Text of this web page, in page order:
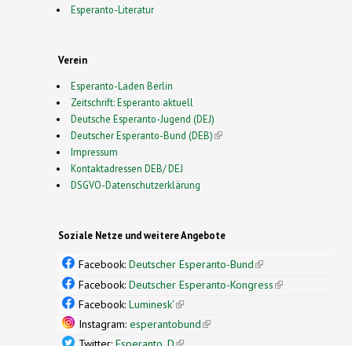
Esperanto-Literatur
Verein
Esperanto-Laden Berlin
Zeitschrift: Esperanto aktuell
Deutsche Esperanto-Jugend (DEJ)
Deutscher Esperanto-Bund (DEB)(link is external)
Impressum
Kontaktadressen DEB/ DEJ
DSGVO-Datenschutzerklärung
Soziale Netze und weitere Angebote
Facebook: Deutscher Esperanto-Bund(link is
external)
Facebook: Deutscher Esperanto-Kongress(link is
Facebook: Luminesk'(link is external)
Instagram: esperantobund(link is external)